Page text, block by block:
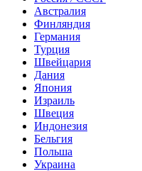
Австралия
Финляндия
Германия
Турция
Швейцария
Дания
Япония
Израиль
Швеция
Индонезия
Бельгия
Польша
Украина